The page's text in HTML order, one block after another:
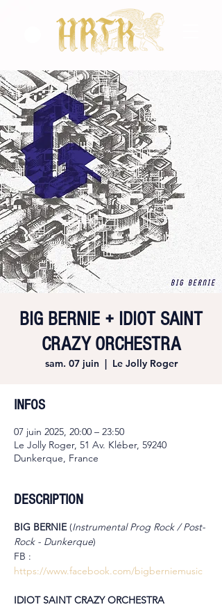
BIG BERNIE + IDIOT SAINT
CRAZY ORCHESTRA
sam. 07 juin
  |
Le Jolly Roger
INFOS
07 juin 2025, 20:00 – 23:50
Le Jolly Roger, 51 Av. Kléber, 59240
Dunkerque, France
DESCRIPTION
BIG BERNIE (Instrumental Prog Rock / Post-
Rock - Dunkerque)
FB :
https://www.facebook.com/bigberniemusic
IDIOT SAINT CRAZY ORCHESTRA